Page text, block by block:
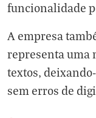
funcionalidade
A empresa
representa uma
textos,
sem erros de